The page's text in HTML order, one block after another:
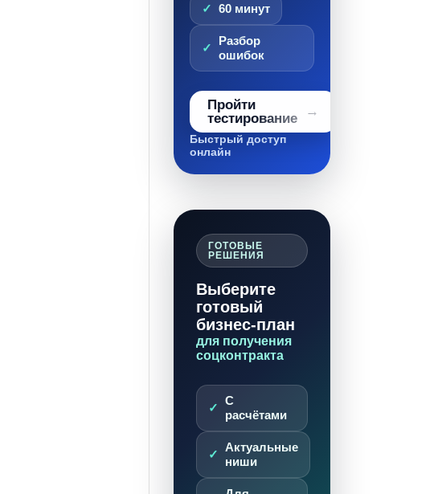
60 минут
Разбор
ошибок
Пройти
тестирование
Быстрый доступ
онлайн
ГОТОВЫЕ
РЕШЕНИЯ
Выберите
готовый
бизнес-план
для получения
соцконтракта
С
расчётами
Актуальные
ниши